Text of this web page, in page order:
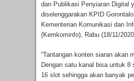
dan Publikasi Penyiaran Digital
diselenggarakan KPID
Kementerian Komunikasi dan
(Kemkominfo), Rabu (18/11/
“Tantangan konten siaran akan
Dengan satu kanal bisa untuk 8
16 slot sehingga akan banyak